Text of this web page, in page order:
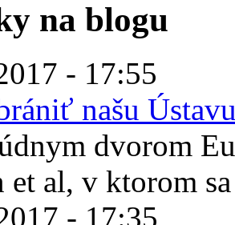
na blogu
- 17:55
našu
dvorom
et al, v ktorom
- 17:35